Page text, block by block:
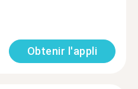
Obtenir l'appli